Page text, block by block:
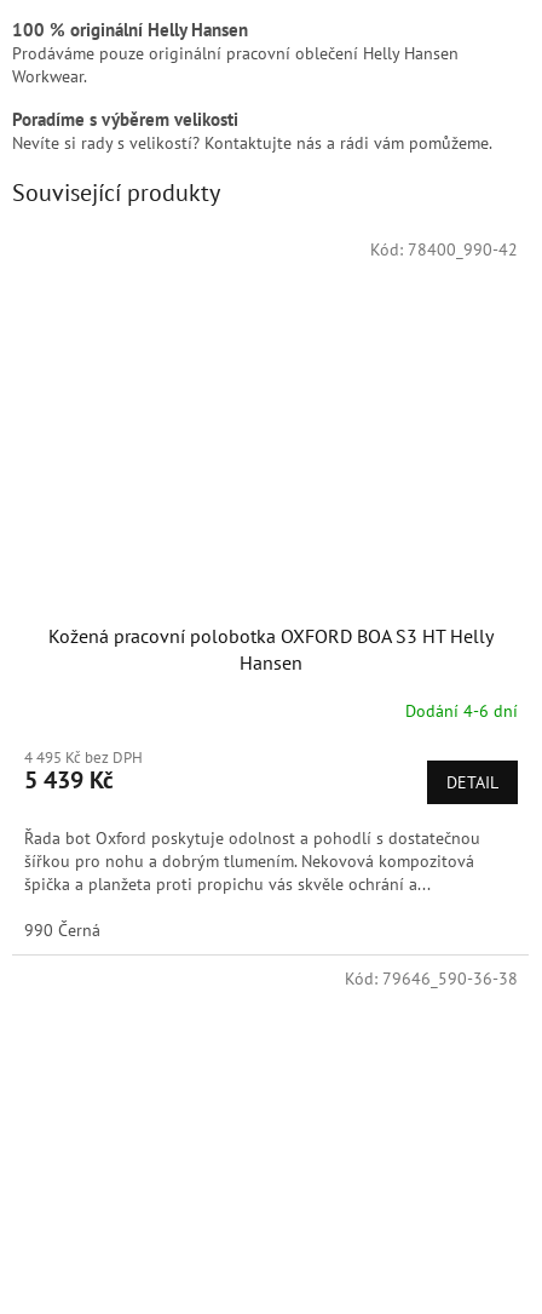
100 % originální Helly Hansen
Prodáváme pouze originální pracovní oblečení Helly Hansen
Workwear.
Poradíme s výběrem velikosti
Nevíte si rady s velikostí? Kontaktujte nás a rádi vám pomůžeme.
Související produkty
Kožená pracovní polobotka OXFORD BOA S3 HT Helly
Hansen
Dodání 4-6 dní
4 495 Kč bez DPH
5 439 Kč DETAIL
Řada bot Oxford poskytuje odolnost a pohodlí s dostatečnou
šířkou pro nohu a dobrým tlumením. Nekovová kompozitová
špička a planžeta proti propichu vás skvěle ochrání a...
990 Černá
Kód: 78400_990-42
Kód: 79646_590-36-38